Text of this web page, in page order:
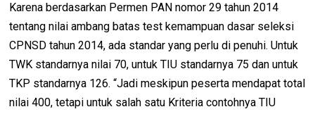
Karena berdasarkan Permen PAN nomor 29 tahun 2014
tentang nilai ambang batas test kemampuan dasar seleksi
CPNSD tahun 2014, ada standar yang perlu di penuhi. Untuk
TWK standarnya nilai 70, untuk TIU standarnya 75 dan untuk
TKP standarnya 126. “Jadi meskipun peserta mendapat total
nilai 400, tetapi untuk salah satu Kriteria contohnya TIU